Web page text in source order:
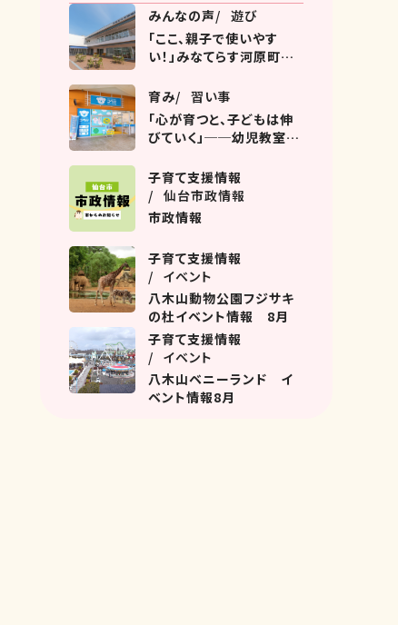
みんなの声
遊び
「ここ、親子で使いやす
い！」みなてらす河原町の
育み
習い事
「心が育つと、子どもは伸
びていく」──幼児教室コ
名坂教室におじゃましまし
た！
子育て支援情報
仙台市政情報
市政情報
子育て支援情報
イベント
八木山動物公園フジサキ
の杜イベント情報 8月
子育て支援情報
イベント
八木山ベニーランド イ
ベント情報8月